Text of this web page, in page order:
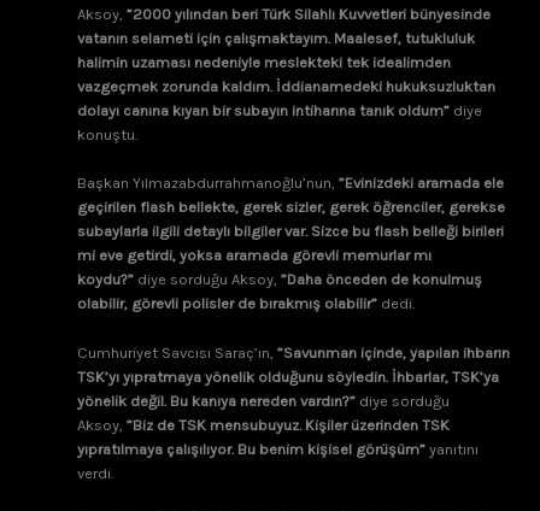
Aksoy, ”2000 yılından beri Türk Silahlı Kuvvetleri bünyesinde
vatanın selameti için çalışmaktayım. Maalesef, tutukluluk
halimin uzaması nedeniyle meslekteki tek idealimden
vazgeçmek zorunda kaldım. İddianamedeki hukuksuzluktan
dolayı canına kıyan bir subayın intiharına tanık oldum” diye
konuştu.
Başkan Yılmazabdurrahmanoğlu’nun, ”Evinizdeki aramada ele
geçirilen flash bellekte, gerek sizler, gerek öğrenciler, gerekse
subaylarla ilgili detaylı bilgiler var. Sizce bu flash belleği birileri
mi eve getirdi, yoksa aramada görevli memurlar mı
koydu?” diye sorduğu Aksoy, ”Daha önceden de konulmuş
olabilir, görevli polisler de bırakmış olabilir” dedi.
Cumhuriyet Savcısı Saraç’ın, ”Savunman içinde, yapılan ihbarın
TSK’yı yıpratmaya yönelik olduğunu söyledin. İhbarlar, TSK’ya
yönelik değil. Bu kanıya nereden vardın?” diye sorduğu
Aksoy, ”Biz de TSK mensubuyuz. Kişiler üzerinden TSK
yıpratılmaya çalışılıyor. Bu benim kişisel görüşüm” yanıtını
verdi.